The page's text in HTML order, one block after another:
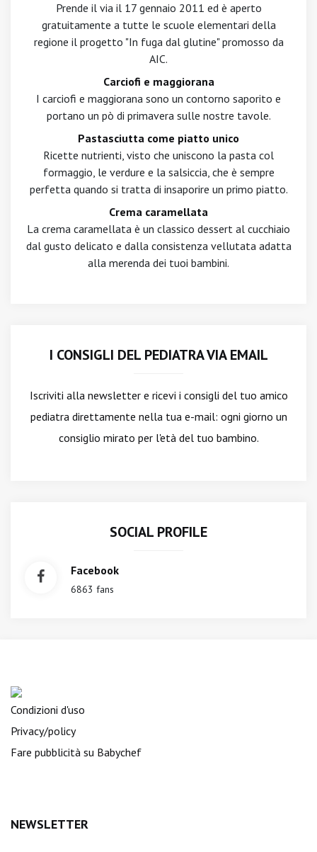
Prende il via il 17 gennaio 2011 ed è aperto
gratuitamente a tutte le scuole elementari della
regione il progetto "In fuga dal glutine" promosso da
AIC.
Carciofi e maggiorana
I carciofi e maggiorana sono un contorno saporito e
portano un pò di primavera sulle nostre tavole.
Pastasciutta come piatto unico
Ricette nutrienti, visto che uniscono la pasta col
formaggio, le verdure e la salsiccia, che è sempre
perfetta quando si tratta di insaporire un primo piatto.
Crema caramellata
La crema caramellata è un classico dessert al cucchiaio
dal gusto delicato e dalla consistenza vellutata adatta
alla merenda dei tuoi bambini.
I CONSIGLI DEL PEDIATRA VIA EMAIL
Iscriviti alla newslettere ricevi i consigli del tuo amico
pediatra direttamente nella tua e-mail: ogni giorno un
consiglio mirato per l'età del tuo bambino.
SOCIAL PROFILE
Facebook
6863 fans
Condizioni d'uso
Privacy/policy
Fare pubblicità su Babychef
NEWSLETTER